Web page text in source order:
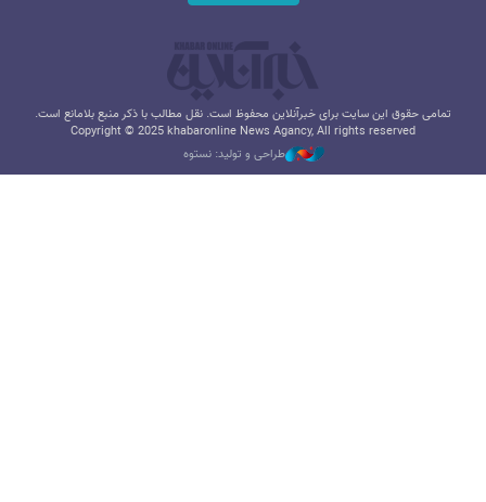
تمامی حقوق این سایت برای خبرآنلاین محفوظ است. نقل مطالب با ذکر منبع بلامانع است.
Copyright © 2025 khabaronline News Agancy, All rights reserved
طراحی و تولید: نستوه